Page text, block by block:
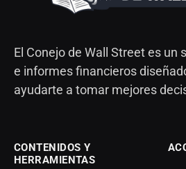
El Conejo de Wall Street es un
e informes financieros
ayudarte a tomar mejores
CONTENIDOS Y
HERRAMIENTAS